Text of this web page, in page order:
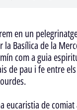
en un
la Basílica de la
com a guia
de pau i fe entre
eucaristia de